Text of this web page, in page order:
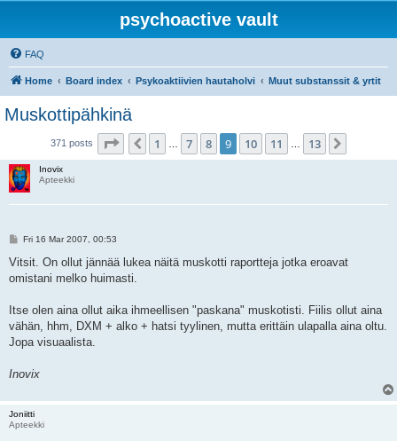
psychoactive vault
FAQ
Home Board index Psykoaktiivien hautaholvi Muut substanssit & yrtit
Muskottipähkinä
371 posts Page of13
Previous
1 7 8 9 10 11 13
Inovix
Apteekki
P
s
Fri 16 Mar 2007, 00:53
Vitsit. On ollut jännää lukea näitä muskotti raportteja jotka eroavat
omistani melko huimasti.
Itse olen aina ollut aika ihmeellisen "paskana" muskotisti. Fiilis ollut aina
vähän, hhm, DXM + alko + hatsi tyylinen, mutta erittäin ulapalla aina oltu.
Jopa visuaalista.
Inovix
Joniitti
Apteekki